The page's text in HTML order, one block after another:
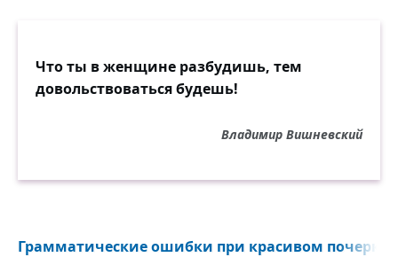
Что ты в женщине разбудишь, тем
довольствоваться будешь!
Владимир Вишневский
Грамматические ошибки при красивом